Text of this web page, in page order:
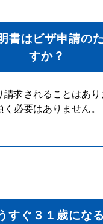
書はビザ申請の
すか？
請求されることはあ
必要はありません。
すぐ３１歳にな